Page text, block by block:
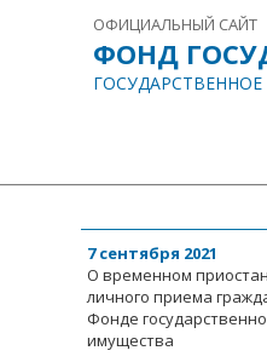
ОФИЦИАЛЬНЫЙ САЙТ
ФОНД
7 сентября 2021
О временном
личного приема
Фонде
имущества